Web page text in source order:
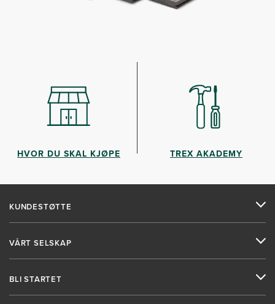
HVOR DU SKAL KJØPE TREX AKADEMY
KUNDESTØTTE
VÅRT SELSKAP
BLI STARTET